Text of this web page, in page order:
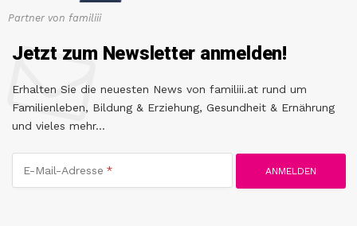
Partner von familiii
Jetzt zum Newsletter anmelden!
Erhalten Sie die neuesten News von familiii.at rund um
Familienleben, Bildung & Erziehung, Gesundheit & Ernährung
und vieles mehr...
E-Mail-Adresse